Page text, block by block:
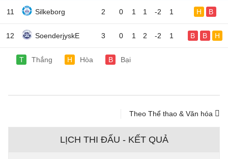
11 Silkeborg 2 0 1 1 -2 1 H B
12 SoenderjyskE 3 0 1 2 -2 1 B B H
T Thắng H Hòa B Bại
Theo Thể thao & Văn hóa
LỊCH THI ĐẤU - KẾT QUẢ